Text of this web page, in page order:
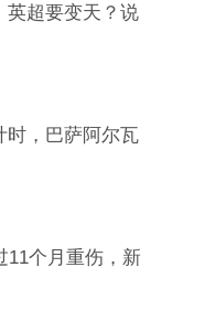
英超要变天？说
时，巴萨阿尔瓦
11个月重伤，新